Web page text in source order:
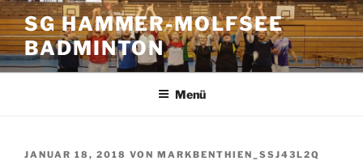
Zum
Inhalt
springen
SG HAMMER-MOLFSEE
BADMINTON
Menü
VERÖFFENTLICHT
JANUAR 18, 2018 VON MARKBENTHIEN_SSJ43L2Q